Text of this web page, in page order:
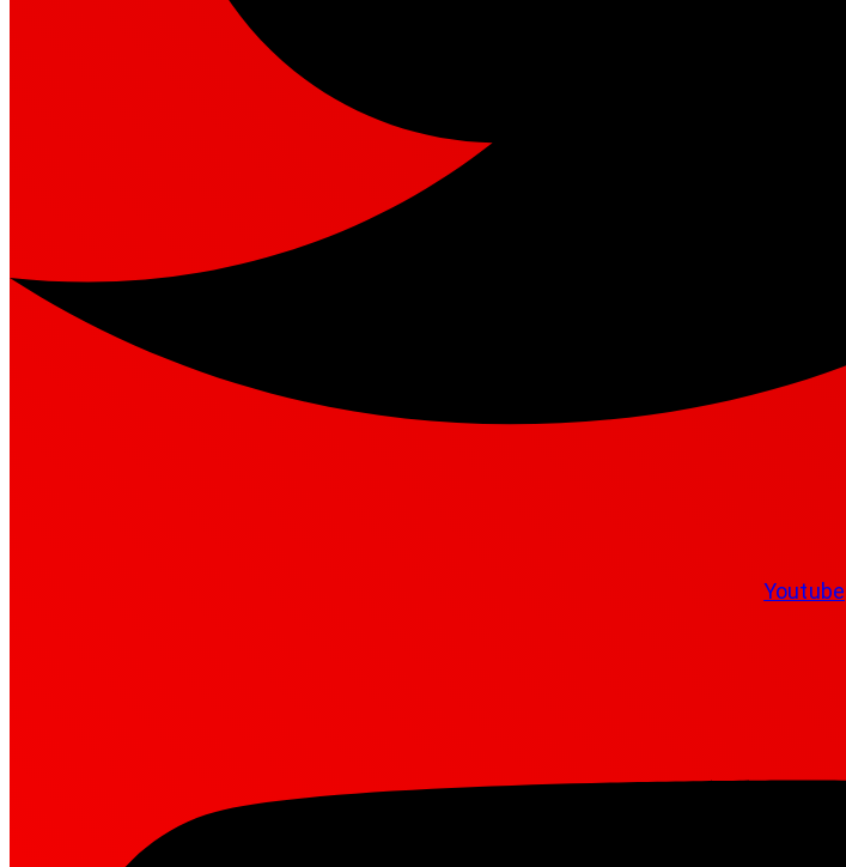
Youtube